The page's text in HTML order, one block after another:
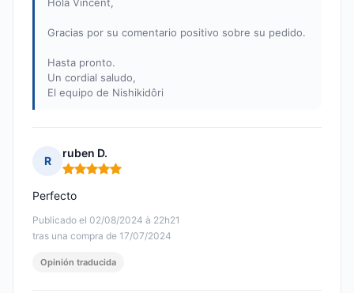
Gracias por su comentario positivo sobre su pedido.
Hasta pronto.
Un cordial saludo,
El equipo de Nishikidôri
R
ruben D.
Nota: 5 de 5
Publicado el 02/08/2024 à 22h21
tras una compra de 17/07/2024
Perfecto
Opinión traducida